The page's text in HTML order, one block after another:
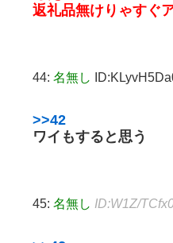
返礼品無けりゃすぐ
44: 名無し
>>42
ワイもすると思う
45: 名無し ID:W1Z/